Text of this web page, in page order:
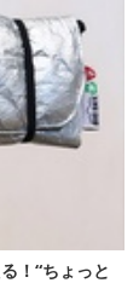
！“ちょっと